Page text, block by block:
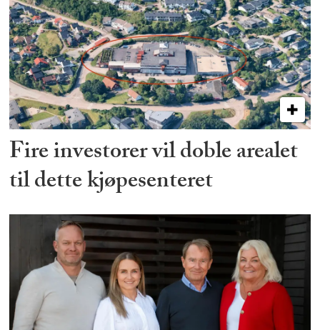
Fire investorer vil doble arealet
til dette kjøpesenteret